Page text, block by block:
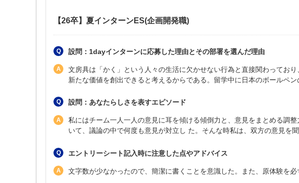
【26卒】夏インターンES(企画開発職)
設問：1dayインターンに応募した理由とその部署を選んだ理由
文房具は「かく」という人々の生活に欠かせない行為と直接関わってお
新たな価値を創出できると考えるからである。留学中に日本のボールペ
設問：あなたらしさを表すエピソード
私にはチーム一人一人の意見に耳を傾ける傾倒力と、意見をまとめる調
いて、議論の中で何度も意見が対立し た。そんな時私は、双方の意見を
エントリーシート記入時に注意した点やアドバイス
文字数が少なかったので、簡潔に書くことを意識した。また、原体験を必